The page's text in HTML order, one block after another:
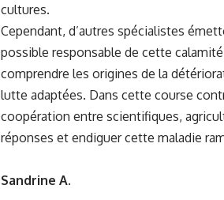
cultures.
Cependant, d’autres spécialistes
possible responsable de cette
comprendre les origines de la
lutte adaptées. Dans cette course
coopération entre scientifiques,
réponses et endiguer cette maladie
Sandrine A.